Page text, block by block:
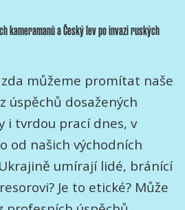
kameramanů a Český lev po invazi ruských
můžeme promítat naše
úspěchů dosažených
i tvrdou prací dnes, v
od našich východních
umírají lidé, bránící
Je to etické? Může